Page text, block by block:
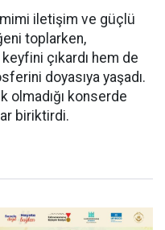
iletişim ve güçlü
toplarken,
çıkardı hem de
doyasıya yaşadı.
olmadığı konserde
biriktirdi.